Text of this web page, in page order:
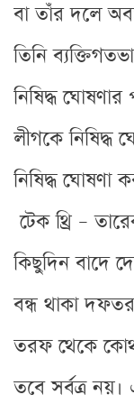
বা তাঁর দলে
তিনি
নিষিদ্ধ
লীগকে নিষিদ্ধ
নিষিদ্ধ ঘোষণা
টেক থ্রি –
কিছুদিন বাদে
বন্ধ থাকা
তরফ থেকে
তবে সর্বত্র